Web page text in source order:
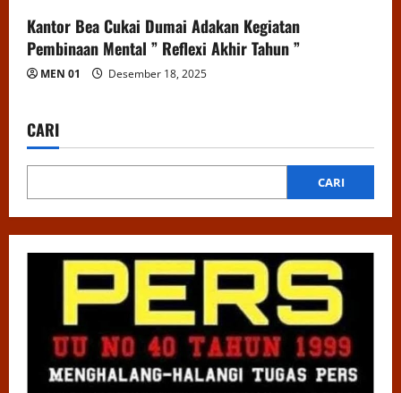
Kantor Bea Cukai Dumai Adakan Kegiatan
Pembinaan Mental ” Reflexi Akhir Tahun ”
MEN 01 Desember 18, 2025
CARI
CARI